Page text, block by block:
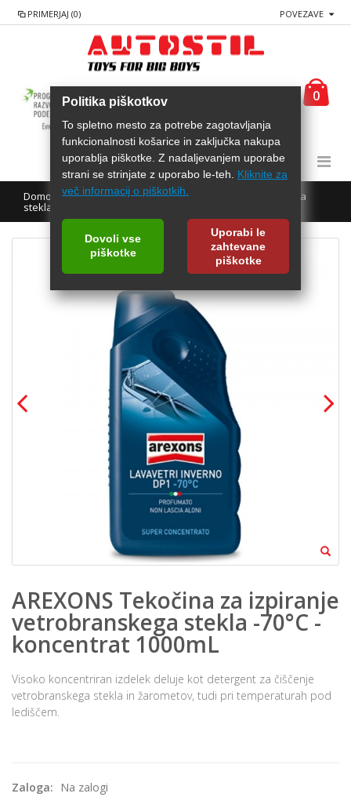
Politika piškotkov
To spletno mesto za potrebe zagotavljanja
funkcionalnosti košarice in zaključka nakupa
uporablja piškotke. Z nadaljevanjem uporabe
strani se strinjate z uporabo le-teh. Kliknite za
več informacij o piškotkih.
Dovoli vse
piškotke
Uporabi le
zahtevane
piškotke
PRIMERJAJ (0) POVEZAVE
0
Domov AREXONS Tekočina za izpiranje vetrobranskega
stekla -70°C - koncentrat 1000mL
AREXONS Tekočina za izpiranje
vetrobranskega stekla -70°C -
koncentrat 1000mL
Visoko koncentriran izdelek deluje kot detergent za čiščenje
vetrobranskega stekla in žarometov, tudi pri temperaturah pod
lediščem.
Zaloga: Na zalogi